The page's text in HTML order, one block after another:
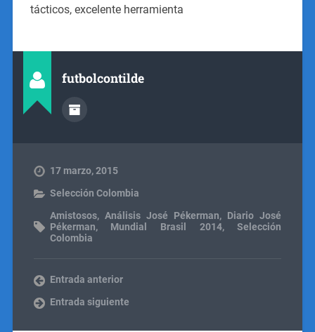
tácticos, excelente herramienta
futbolcontilde
17 marzo, 2015
Selección Colombia
Amistosos, Análisis José Pékerman, Diario José
Pékerman, Mundial Brasil 2014,Selección
Colombia
Entrada anterior
Entrada siguiente